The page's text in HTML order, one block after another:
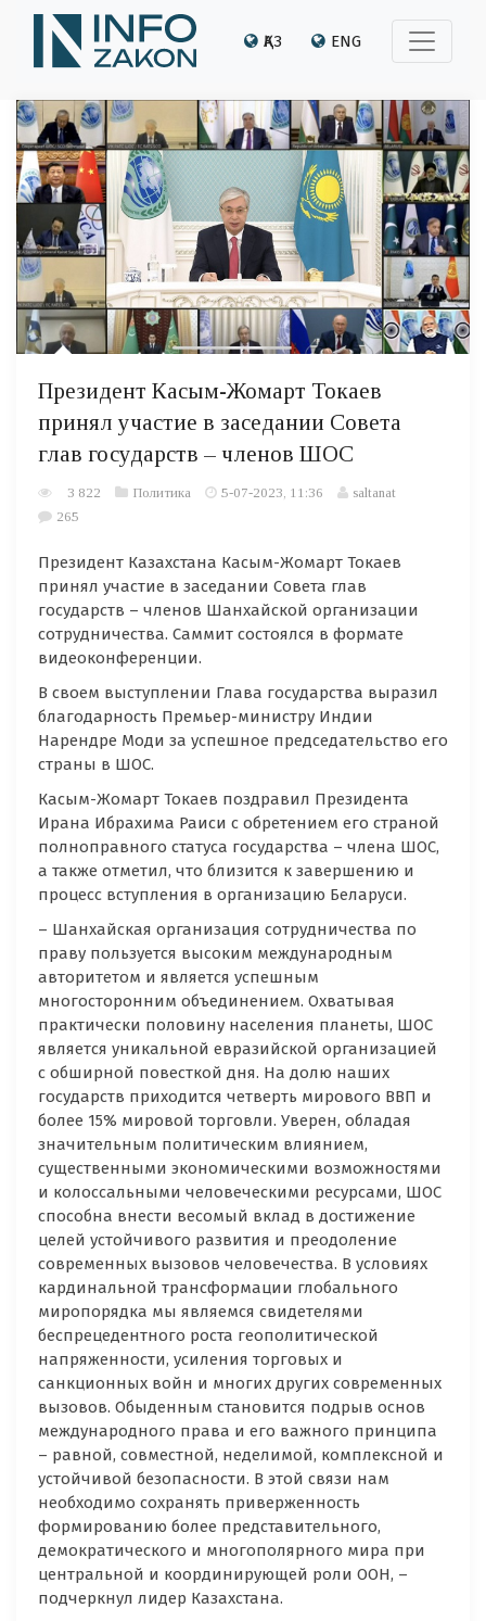
ҚАЗ ENG
Президент Касым-Жомарт Токаев
принял участие в заседании Совета
глав государств – членов ШОС
3 822 Политика 5-07-2023, 11:36
saltanat
265
Президент Казахстана Касым-Жомарт Токаев
принял участие в заседании Совета глав
государств – членов Шанхайской организации
сотрудничества. Саммит состоялся в формате
видеоконференции.
В своем выступлении Глава государства выразил
благодарность Премьер-министру Индии
Нарендре Моди за успешное председательство его
страны в ШОС.
Касым-Жомарт Токаев поздравил Президента
Ирана Ибрахима Раиси с обретением его страной
полноправного статуса государства – члена ШОС,
а также отметил, что близится к завершению и
процесс вступления в организацию Беларуси.
– Шанхайская организация сотрудничества по
праву пользуется высоким международным
авторитетом и является успешным
многосторонним объединением. Охватывая
практически половину населения планеты, ШОС
является уникальной евразийской организацией
с обширной повесткой дня. На долю наших
государств приходится четверть мирового ВВП и
более 15% мировой торговли. Уверен, обладая
значительным политическим влиянием,
существенными экономическими возможностями
и колоссальными человеческими ресурсами, ШОС
способна внести весомый вклад в достижение
целей устойчивого развития и преодоление
современных вызовов человечества. В условиях
кардинальной трансформации глобального
миропорядка мы являемся свидетелями
беспрецедентного роста геополитической
напряженности, усиления торговых и
санкционных войн и многих других современных
вызовов. Обыденным становится подрыв основ
международного права и его важного принципа
– равной, совместной, неделимой, комплексной и
устойчивой безопасности. В этой связи нам
необходимо сохранять приверженность
формированию более представительного,
демократического и многополярного мира при
центральной и координирующей роли ООН, –
подчеркнул лидер Казахстана.